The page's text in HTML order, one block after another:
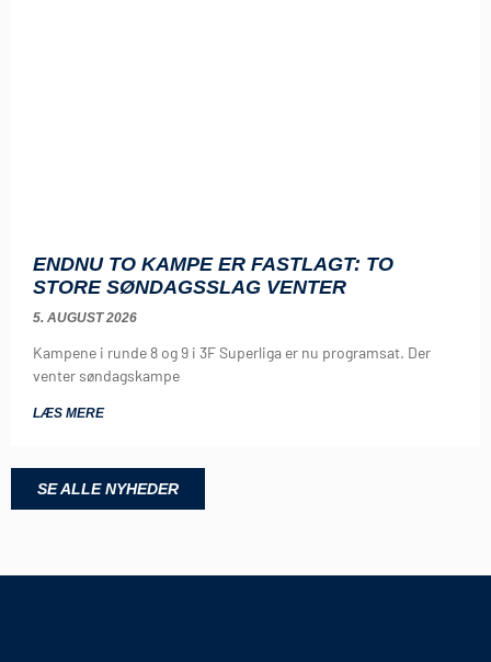
ENDNU TO KAMPE ER FASTLAGT: TO
STORE SØNDAGSSLAG VENTER
5. AUGUST 2026
Kampene i runde 8 og 9 i 3F Superliga er nu programsat. Der
venter søndagskampe
LÆS MERE
SE ALLE NYHEDER